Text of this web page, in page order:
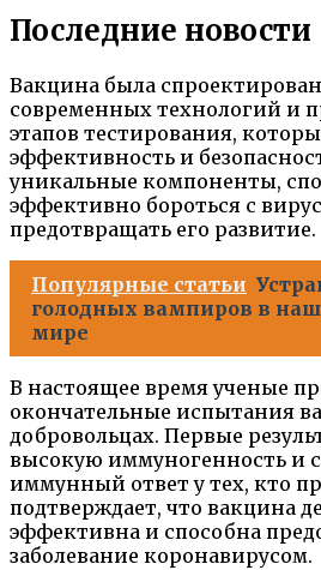
Последние новости
Вакцина была
современных технологий и
этапов тестирования,
эффективность и
уникальные компоненты,
эффективно бороться с
предотвращать его развитие.
Популярные статьи
голодных вампиров в
мире
В настоящее время ученые
окончательные испытания
добровольцах. Первые
высокую иммуногенность и
иммунный ответ у тех, кто
подтверждает, что вакцина
эффективна и способна
заболевание коронавирусом.